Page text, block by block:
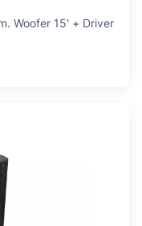
Woofer 15' + Driver